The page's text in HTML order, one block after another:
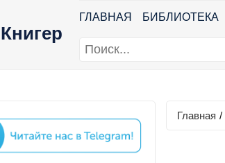
Книгер
ГЛАВНАЯ БИБЛИОТЕКА
Главная /